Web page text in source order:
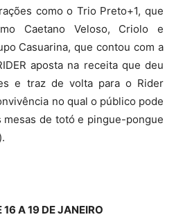
como o Trio Preto+1, que
Caetano Veloso, Criolo e
Casuarina, que contou com a
aposta na receita que deu
e traz de volta para o Rider
no qual o público pode
de totó e pingue-pongue
16 A 19 DE JANEIRO